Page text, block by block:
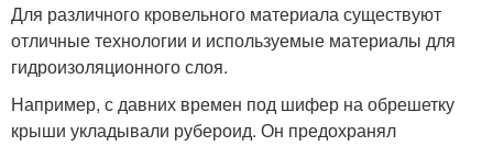
Для различного кровельного материала существуют
отличные технологии и используемые материалы для
гидроизоляционного слоя.
Например, с давних времен под шифер на обрешетку
крыши укладывали рубероид. Он предохранял